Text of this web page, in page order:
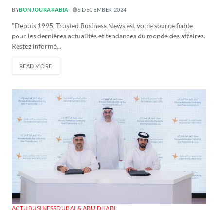
BYBONJOURARABIA 6 DECEMBER 2024
"Depuis 1995, Trusted Business News est votre source fiable
pour les dernières actualités et tendances du monde des affaires.
Restez informé...
READ MORE
ACTU BUSINESSDUBAI & ABU DHABI